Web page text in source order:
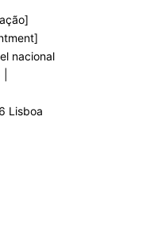
nacional
Lisboa